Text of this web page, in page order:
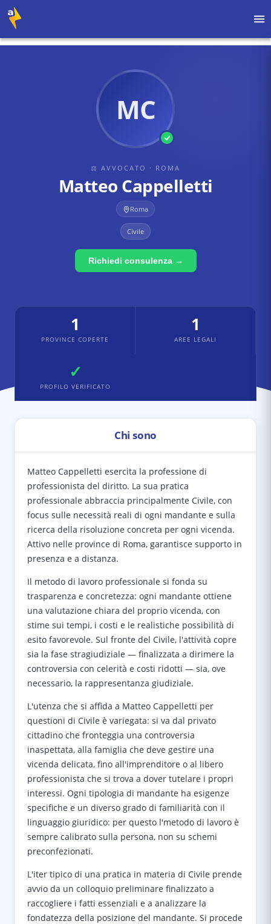
MC
⚖ AVVOCATO · ROMA
Matteo Cappelletti
Roma
Civile
Richiedi consulenza →
1
PROVINCE COPERTE
1
AREE LEGALI
✓
PROFILO VERIFICATO
Chi sono
Matteo Cappelletti esercita la professione di
professionista del diritto. La sua pratica
professionale abbraccia principalmente Civile, con
focus sulle necessità reali di ogni mandante e sulla
ricerca della risoluzione concreta per ogni vicenda.
Attivo nelle province di Roma, garantisce supporto in
presenza e a distanza.
Il metodo di lavoro professionale si fonda su
trasparenza e concretezza: ogni mandante ottiene
una valutazione chiara del proprio vicenda, con
stime sui tempi, i costi e le realistiche possibilità di
esito favorevole. Sul fronte del Civile, l'attività copre
sia la fase stragiudiziale — finalizzata a dirimere la
controversia con celerità e costi ridotti — sia, ove
necessario, la rappresentanza giudiziale.
L'utenza che si affida a Matteo Cappelletti per
questioni di Civile è variegata: si va dal privato
cittadino che fronteggia una controversia
inaspettata, alla famiglia che deve gestire una
vicenda delicata, fino all'imprenditore o al libero
professionista che si trova a dover tutelare i propri
interessi. Ogni tipologia di mandante ha esigenze
specifiche e un diverso grado di familiarità con il
linguaggio giuridico: per questo l'metodo di lavoro è
sempre calibrato sulla persona, non su schemi
preconfezionati.
L'iter tipico di una pratica in materia di Civile prende
avvio da un colloquio preliminare finalizzato a
raccogliere i fatti essenziali e a analizzare la
fondatezza della posizione del mandante. Si procede